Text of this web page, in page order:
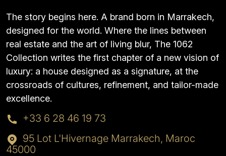
The story begins here. A brand born in Marrakech,
designed for the world. Where the lines between
real estate and the art of living blur, The 1062
Collection writes the first chapter of a new vision of
luxury: a house designed as a signature, at the
crossroads of cultures, refinement, and tailor-made
excellence.
+33 6 28 46 19 73
95 Lot L'Hivernage Marrakech, Maroc
45000